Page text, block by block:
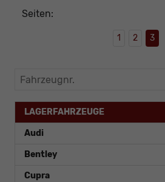
Seiten:
1 2 3
Fahrzeugnr.
LAGERFAHRZEUGE
Audi
Bentley
Cupra